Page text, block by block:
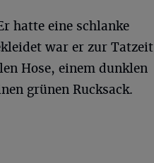
hatte eine schlanke
war er zur Tatzeit
Hose, einem dunklen
grünen Rucksack.